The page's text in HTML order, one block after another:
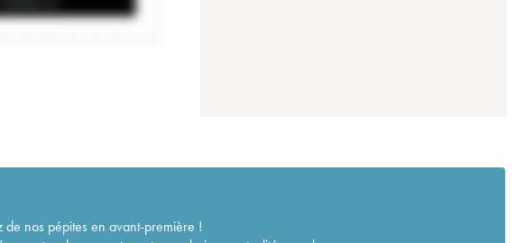
nos pépites en avant-première !